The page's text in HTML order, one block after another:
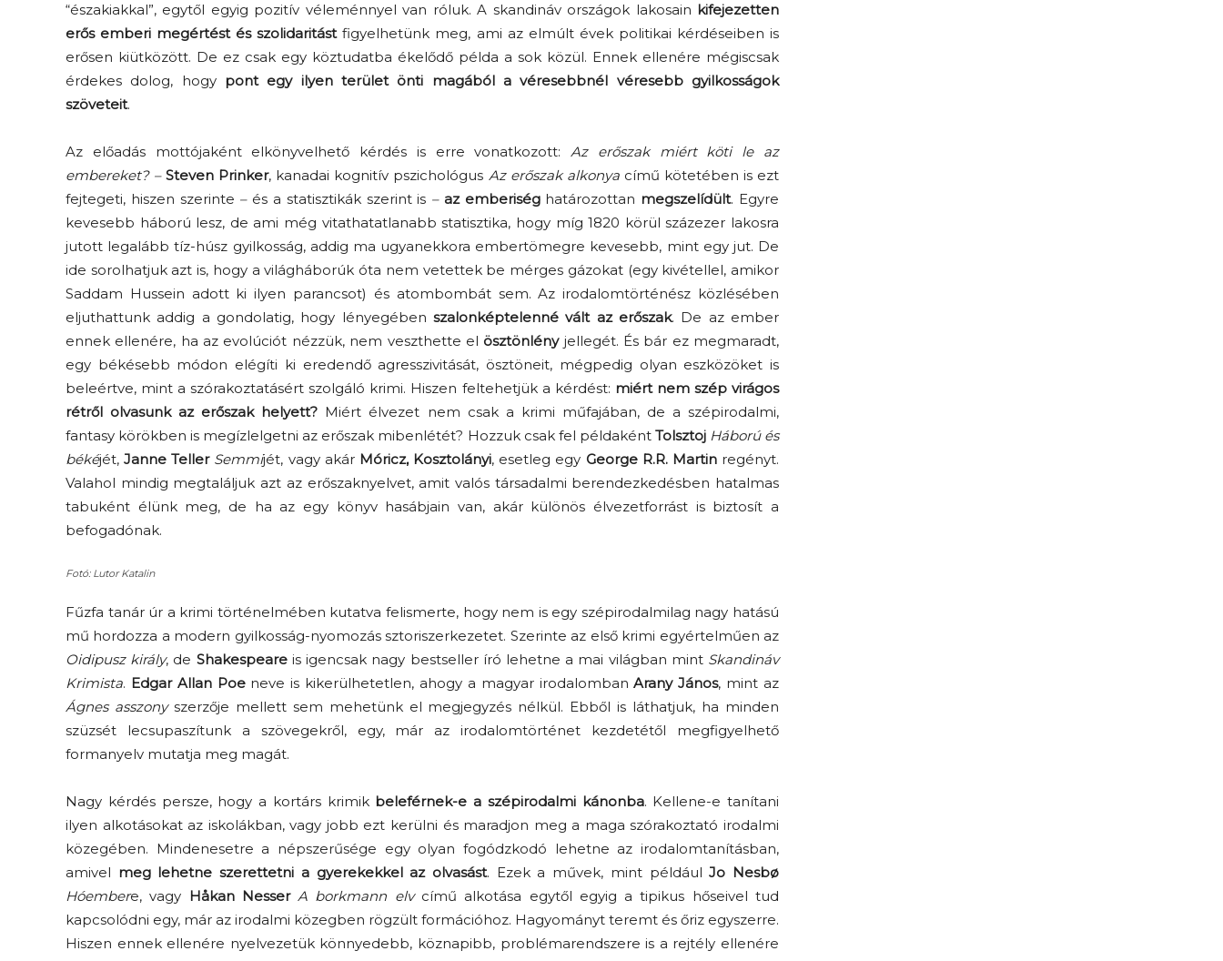
“északiakkal”, egytől egyig pozitív véleménnyel van róluk. A skandináv országok lakosain kifejezetten
erős emberi megértést és szolidaritástfigyelhetünk meg, ami az elmúlt évek politikai kérdéseiben is
erősen kiütközött. De ez csak egy köztudatba ékelődő példa a sok közül. Ennek ellenére mégiscsak
érdekes dolog, hogy pont egy ilyen terület önti magából a véresebbnél véresebb gyilkosságok
szöveteit.
Az előadás mottójaként elkönyvelhető kérdés is erre vonatkozott:Az erőszak miért köti le az
embereket? – Steven Prinker, kanadai kognitív pszichológus Az erőszak alkonyacímű kötetében is ezt
fejtegeti, hiszen szerinte –és a statisztikák szerint is – az emberiséghatározottan megszelídült. Egyre
kevesebb háború lesz, de ami még vitathatatlanabb statisztika, hogy míg 1820 körül százezer lakosra
jutott legalább tíz-húsz gyilkosság, addig ma ugyanekkora embertömegre kevesebb, mint egy jut. De
ide sorolhatjuk azt is, hogy a világháborúk óta nem vetettek be mérges gázokat (egy kivétellel, amikor
Saddam Hussein adott ki ilyen parancsot) és atombombát sem. Az irodalomtörténész közlésében
eljuthattunk addig a gondolatig, hogy lényegében szalonképtelenné vált az erőszak. De az ember
ennek ellenére, ha az evolúciót nézzük, nem veszthette el ösztönlényjellegét. És bár ez megmaradt,
egy békésebb módon elégíti ki eredendő agresszivitását, ösztöneit, mégpedig olyan eszközöket is
beleértve, mint a szórakoztatásért szolgáló krimi. Hiszen feltehetjük a kérdést: miért nem szép virágos
rétről olvasunk az erőszak helyett? Miért élvezet nem csak a krimi műfajában, de a szépirodalmi,
fantasy körökben is megízlelgetni az erőszak mibenlétét? Hozzuk csak fel példaként Tolsztoj Háború és
békéjét,Janne Teller Semmijét, vagy akár Móricz, Kosztolányi, esetleg egy George R.R. Martinregényt.
Valahol mindig megtaláljuk azt az erőszaknyelvet, amit valós társadalmi berendezkedésben hatalmas
tabuként élünk meg, de ha az egy könyv hasábjain van, akár különös élvezetforrást is biztosít a
befogadónak.
Fotó: Lutor Katalin
Fűzfa tanár úr a krimi történelmében kutatva felismerte, hogy nem is egy szépirodalmilag nagy hatású
mű hordozza a modern gyilkosság-nyomozás sztoriszerkezetet. Szerinte az első krimi egyértelműen az
Oidipusz király, de Shakespeareis igencsak nagy bestseller író lehetne a mai világban mint Skandináv
Krimista. Edgar Allan Poeneve is kikerülhetetlen, ahogy a magyar irodalombanArany János, mint az
Ágnes asszonyszerzője mellett sem mehetünk el megjegyzés nélkül. Ebből is láthatjuk, ha minden
szüzsét lecsupaszítunk a szövegekről, egy, már az irodalomtörténet kezdetétől megfigyelhető
formanyelv mutatja meg magát.
Nagy kérdés persze, hogy a kortárs krimik beleférnek-e a szépirodalmi kánonba. Kellene-e tanítani
ilyen alkotásokat az iskolákban, vagy jobb ezt kerülni és maradjon meg a maga szórakoztató irodalmi
közegében. Mindenesetre a népszerűsége egy olyan fogódzkodó lehetne az irodalomtanításban,
amivel meg lehetne szerettetni a gyerekekkel az olvasást. Ezek a művek, mint példáulJo Nesbø
Hóembere, vagy Håkan Nesser A borkmann elvcímű alkotása egytől egyig a tipikus hőseivel tud
kapcsolódni egy, már az irodalmi közegben rögzült formációhoz. Hagyományt teremt és őriz egyszerre.
Hiszen ennek ellenére nyelvezetük könnyedebb, köznapibb, problémarendszere is a rejtély ellenére